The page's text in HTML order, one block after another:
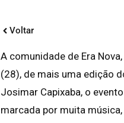
Voltar
A comunidade de Era
(28), de mais uma edição
Josimar Capixaba, o
marcada por muita